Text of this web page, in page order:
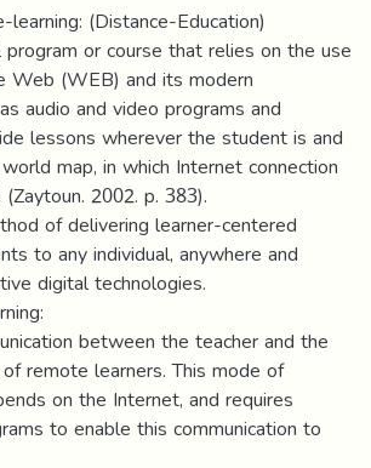
learning: (Distance-Education)
or course that relies on the use
(WEB) and its modern
audio and video programs and
lessons wherever the student is and
map, in which Internet connection
2002. p. 383).
of delivering learner-centered
to any individual, anywhere and
digital technologies.
between the teacher and the
remote learners. This mode of
on the Internet, and requires
to enable this communication to